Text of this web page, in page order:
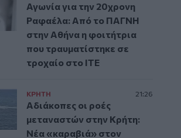
Αγωνία για την 20χρονη
Ραφαέλα: Από το ΠΑΓΝΗ
στην Αθήνα η φοιτήτρια
που τραυματίστηκε σε
τροχαίο στο ΙΤΕ
ΚΡΗΤΗ 21:26
Αδιάκοπες οι ροές
μεταναστών στην Κρήτη:
Νέα «καραβιά» στον